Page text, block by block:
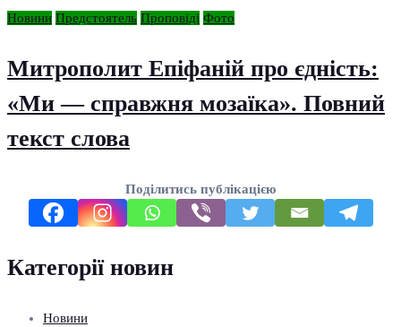
Новини Предстоятель Проповіді Фото
Митрополит Епіфаній про єдність:
«Ми — справжня мозаїка». Повний
текст слова
Поділитись публікацією
Категорії новин
Новини